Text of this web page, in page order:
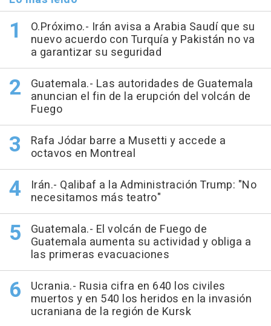
O.Próximo.- Irán avisa a Arabia Saudí que su
nuevo acuerdo con Turquía y Pakistán no va
a garantizar su seguridad
Guatemala.- Las autoridades de Guatemala
anuncian el fin de la erupción del volcán de
Fuego
Rafa Jódar barre a Musetti y accede a
octavos en Montreal
Irán.- Qalibaf a la Administración Trump: "No
necesitamos más teatro"
Guatemala.- El volcán de Fuego de
Guatemala aumenta su actividad y obliga a
las primeras evacuaciones
Ucrania.- Rusia cifra en 640 los civiles
muertos y en 540 los heridos en la invasión
ucraniana de la región de Kursk